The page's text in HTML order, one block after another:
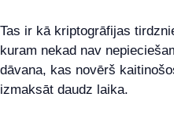
Tas ir kā kriptogrāfijas
kuram nekad nav
dāvana, kas novērš
izmaksāt daudz laika.